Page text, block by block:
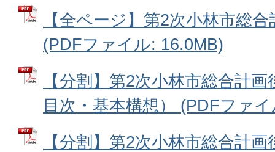
【全ページ】第2次小林市総
(PDFファイル: 16.0MB)
【分割】第2次小林市総合計
目次・基本構想） (PDFファ
【分割】第2次小林市総合計